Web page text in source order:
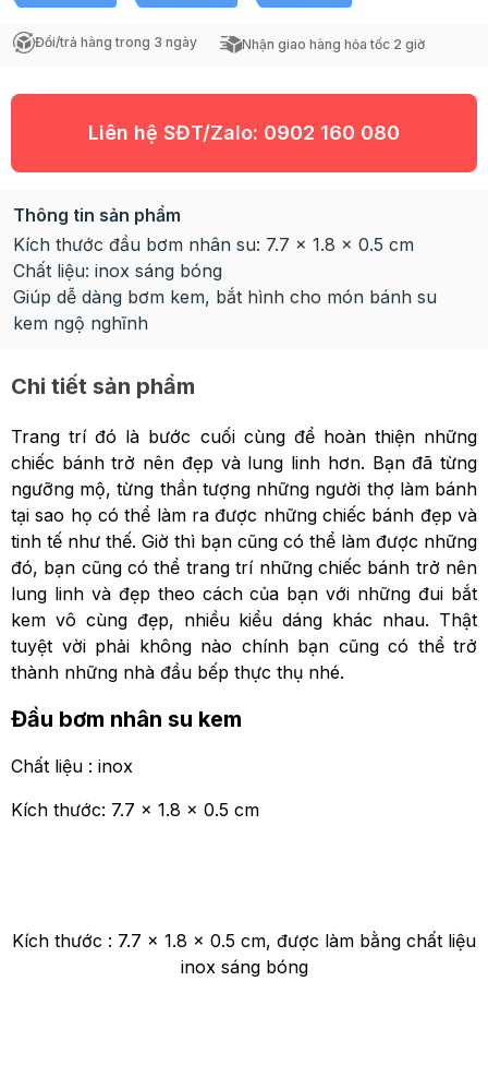
Đổi/trả hàng trong 3 ngày Nhận giao hàng hỏa tốc 2 giờ
Liên hệ SĐT/Zalo: 0902 160 080
Thông tin sản phẩm
Kích thước đầu bơm nhân su: 7.7 x 1.8 x 0.5 cm
Chất liệu: inox sáng bóng
Giúp dễ dàng bơm kem, bắt hình cho món bánh su
kem ngộ nghĩnh
Chi tiết sản phẩm
Trang trí đó là bước cuối cùng để hoàn thiện những
chiếc bánh trở nên đẹp và lung linh hơn. Bạn đã từng
ngưỡng mộ, từng thần tượng những người thợ làm bánh
tại sao họ có thể làm ra được những chiếc bánh đẹp và
tinh tế như thế. Giờ thì bạn cũng có thể làm được những
đó, bạn cũng có thể trang trí những chiếc bánh trở nên
lung linh và đẹp theo cách của bạn với những đui bắt
kem vô cùng đẹp, nhiều kiểu dáng khác nhau. Thật
tuyệt vời phải không nào chính bạn cũng có thể trở
thành những nhà đầu bếp thực thụ nhé.
Đầu bơm nhân su kem
Chất liệu : inox
Kích thước: 7.7 x 1.8 x 0.5 cm
Kích thước : 7.7 x 1.8 x 0.5 cm, được làm bằng chất liệu
inox sáng bóng